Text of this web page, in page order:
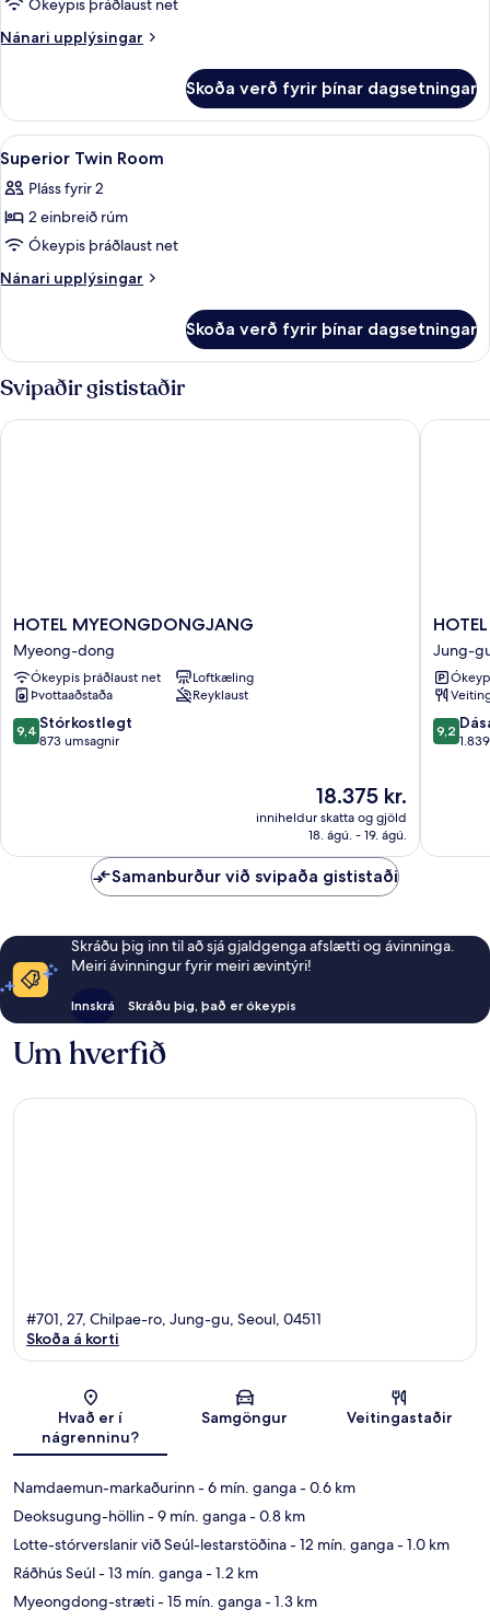
Superior
Double
Ókeypis þráðlaust net
Nánari upplýsingar
Nánari
Double
Room
Skoða verð fyrir þínar dagsetningar
Skoða
allar
myndir
fyrir
Superior
Twin
Öryggishólf í herbergi, myrkratjöld/-
8
Superior Twin Room
Pláss fyrir 2
2 einbreið rúm
Ókeypis þráðlaust net
Nánari upplýsingar
Nánari
Twin
Room
Skoða verð fyrir þínar dagsetningar
Svipaðir gististaðir
HOTEL
MYEONGDONGJANG
Myeong-
dong
HOTEL MYEONGDONGJANG
Myeong-dong
Ókeypis þráðlaust net
Loftkæling
Þvottaaðstaða
Reyklaust
9.4
af
9,4 Stórkostlegt
873 umsagnir
Verðið
er
18.375 kr.
18.375 kr.
inniheldur skatta og gjöld
18. ágú. - 19. ágú.
HOTEL MYEONGDONGJANG
HOTEL
THE
Jung-
gu
Jung-
9.2
af
9,2
HOTEL
Samanburður við svipaða gististaði
Skráðu þig inn til að sjá gjaldgenga afslætti og ávinninga.
Meiri ávinningur fyrir meiri ævintýri!
Innskrá Skráðu þig, það er ókeypis
Um hverfið
Kort
#701, 27, Chilpae-ro, Jung-gu, Seoul, 04511
Skoða á korti
Hvað er í
nágrenninu?
Samgöngur Veitingastaðir
Namdaemun-markaðurinn- 6 mín. ganga- 0.6 km
Deoksugung-höllin- 9 mín. ganga- 0.8 km
Lotte-stórverslanir við Seúl-lestarstöðina- 12 mín. ganga- 1.0 km
Ráðhús Seúl- 13 mín. ganga- 1.2 km
Myeongdong-stræti- 15 mín. ganga- 1.3 km